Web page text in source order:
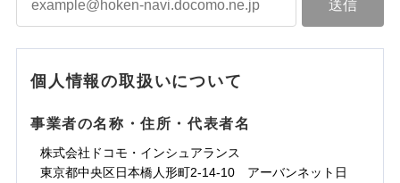
個人情報の取扱いについて
事業者の名称・住所・代表者名
株式会社ドコモ・インシュアランス
東京都中央区日本橋人形町2-14-10 アーバンネット日